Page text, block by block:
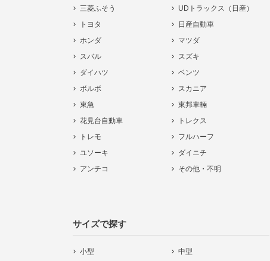
三菱ふそう
UDトラックス（日産）
トヨタ
日産自動車
ホンダ
マツダ
スバル
スズキ
ダイハツ
ベンツ
ボルボ
スカニア
東急
東邦車輛
花見台自動車
トレクス
トレモ
フルハーフ
ユソーキ
ダイニチ
アンチコ
その他・不明
サイズで探す
小型 中型